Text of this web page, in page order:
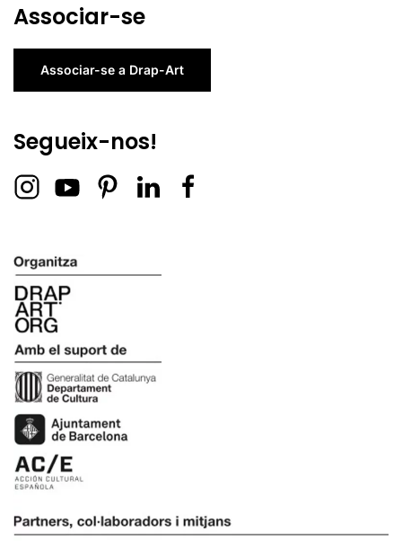
Associar-se
Associar-se a Drap-Art
Segueix-nos!